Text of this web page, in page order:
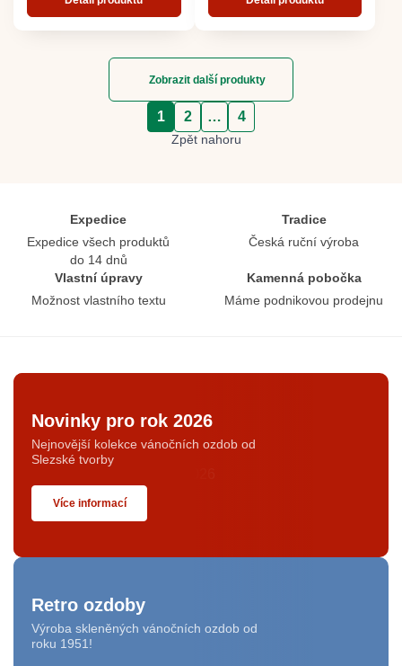
Zpět nahoru
Zobrazit další produkty
1 2 … 4
Expedice
Expedice všech produktů
do 14 dnů
Tradice
Česká ruční výroba
Vlastní úpravy
Možnost vlastního textu
Kamenná pobočka
Máme podnikovou prodejnu
Novinky pro rok 2026
Nejnovější kolekce vánočních ozdob od
Slezské tvorby
Více informací
Retro ozdoby
Výroba skleněných vánočních ozdob od
roku 1951!